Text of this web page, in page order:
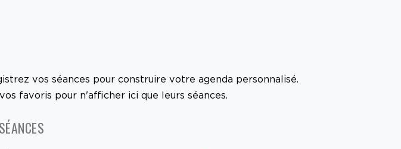
vos séances pour construire votre agenda personnalisé.
favoris pour n'afficher ici que leurs séances.